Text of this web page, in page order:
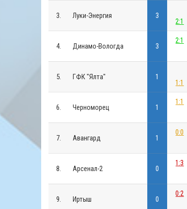
3. Луки-Энергия 3
2:1
4. Динамо-Вологда 3
2:1
5. ГФК "Ялта" 1
1:1
6. Черноморец 1
1:1
7. Авангард 1
0:0
8. Арсенал-2 0
1:3
9. Иртыш 0
0:2